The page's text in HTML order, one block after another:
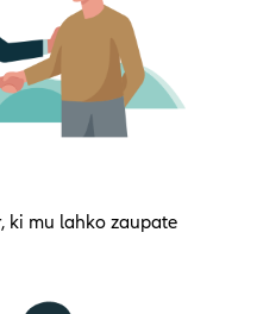
ki mu lahko zaupate